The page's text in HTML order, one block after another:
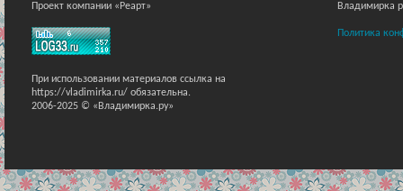
Проект компании «Реарт»
При использовании материалов ссылка на
https://vladimirka.ru/ обязательна.
2006-2025 © «Владимирка.ру»
Владимирка
Политика